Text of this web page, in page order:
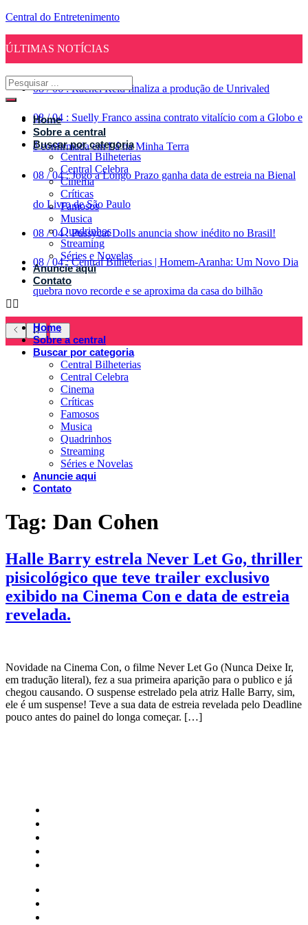
Central do Entretenimento
ÚLTIMAS NOTÍCIAS
08 / 06 : Rachel Reid finaliza a produção de Unrivaled
08 / 04 : Suelly Franco assina contrato vitalício com a Globo e
é confirmada em Lá na Minha Terra
08 / 04 : Jogo a Longo Prazo ganha data de estreia na Bienal
do Livro de São Paulo
08 / 04 : Pussycat Dolls anuncia show inédito no Brasil!
08 / 04 : Central Bilheterias | Homem-Aranha: Um Novo Dia
quebra novo recorde e se aproxima da casa do bilhão
Home
Sobre a central
Buscar por categoria
Central Bilheterias
Central Celebra
Cinema
Críticas
Famosos
Musica
Quadrinhos
Streaming
Séries e Novelas
Anuncie aqui
Contato
Home
Sobre a central
Buscar por categoria
Central Bilheterias
Central Celebra
Cinema
Críticas
Famosos
Musica
Quadrinhos
Streaming
Séries e Novelas
Anuncie aqui
Contato
Tag: Dan Cohen
Halle Barry estrela Never Let Go, thriller
pisicológico que teve trailer exclusivo
exibido na Cinema Con e data de estreia
revelada.
Novidade na Cinema Con, o filme Never Let Go (Nunca Deixe Ir,
em tradução literal), fez a sua primeira aparição para o publico e já
chegou causando. O suspense estrelado pela atriz Halle Barry, sim,
ele é um suspense! Teve a sua data de estreia revelada pelo Deadline
pouco antes do painel do longa começar. […]